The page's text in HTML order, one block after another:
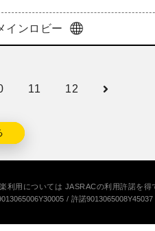
インロビー
11 12
利用については JASRACの利用許諾を得
許諾9013065008Y45037